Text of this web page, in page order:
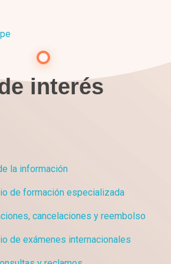
interés
la información
de formación especializada
cancelaciones y reembolso
de exámenes internacionales